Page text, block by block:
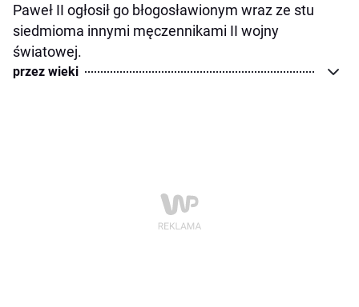
Paweł II ogłosił go błogosławionym wraz ze stu
siedmioma innymi męczennikami II wojny
światowej.
przez wieki